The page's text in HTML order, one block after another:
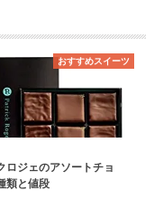
おすすめスイーツ
ロジェのアソートチョ
類と値段